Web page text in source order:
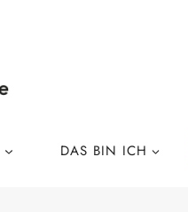
DAS BIN ICH